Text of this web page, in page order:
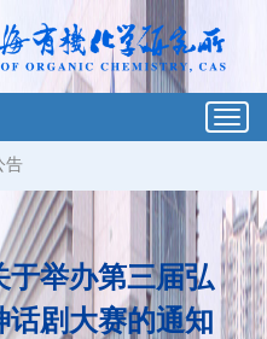
告
于举办第三届弘
话剧大赛的通知